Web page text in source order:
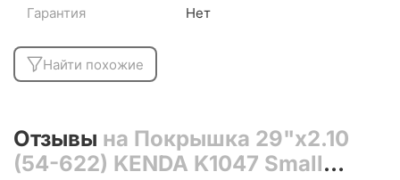
Гарантия
Нет
Найти похожие
Отзывы на Покрышка 29"x2.10
(54-622) KENDA K1047 Small